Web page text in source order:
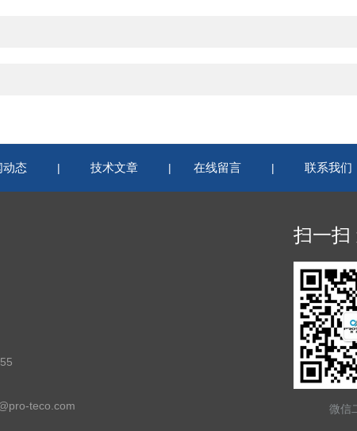
动态 | 技术文章 | 在线留言 | 联系我们
teco.com
扫一扫
微信